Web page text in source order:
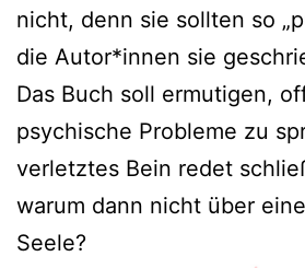
nicht, denn sie sollten so
die Autor*innen sie
Das Buch soll ermutigen,
psychische Probleme zu
verletztes Bein redet
warum dann nicht über
Seele?